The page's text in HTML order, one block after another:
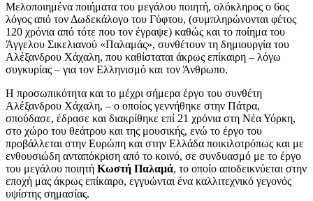
Μελοποιημένα ποιήματα του μεγάλου ποιητή, ολόκληρος ο 6ος
λόγος από τον Δωδεκάλογο του Γύφτου, (συμπληρώνονται φέτος
120 χρόνια από τότε που τον έγραψε) καθώς και το ποίημα του
Άγγελου Σικελιανού «Παλαμάς», συνθέτουν τη δημιουργία του
Αλέξανδρου Χάχαλη, που καθίσταται άκρως επίκαιρη – λόγω
συγκυρίας – για τον Ελληνισμό και τον Άνθρωπο.
Η προσωπικότητα και το μέχρι σήμερα έργο του συνθέτη
Αλέξανδρου Χάχαλη, – ο οποίος γεννήθηκε στην Πάτρα,
σπούδασε, έδρασε και διακρίθηκε επί 21 χρόνια στη Νέα Υόρκη,
στο χώρο του θεάτρου και της μουσικής, ενώ το έργο του
προβάλλεται στην Ευρώπη και στην Ελλάδα ποικιλοτρόπως και με
ενθουσιώδη ανταπόκριση από το κοινό, σε συνδυασμό με το έργο
του μεγάλου ποιητή Κωστή Παλαμά, το οποίο αποδεικνύεται στην
εποχή μας άκρως επίκαιρο, εγγυώνται ένα καλλιτεχνικό γεγονός
υψίστης σημασίας.